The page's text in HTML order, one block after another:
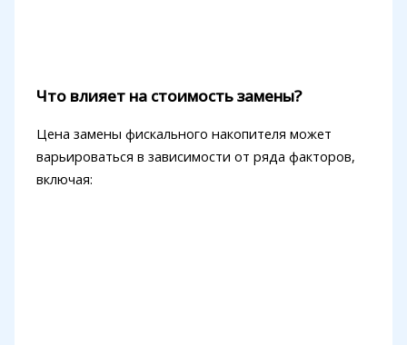
Что влияет на стоимость замены?
Цена замены фискального накопителя может
варьироваться в зависимости от ряда факторов,
включая: